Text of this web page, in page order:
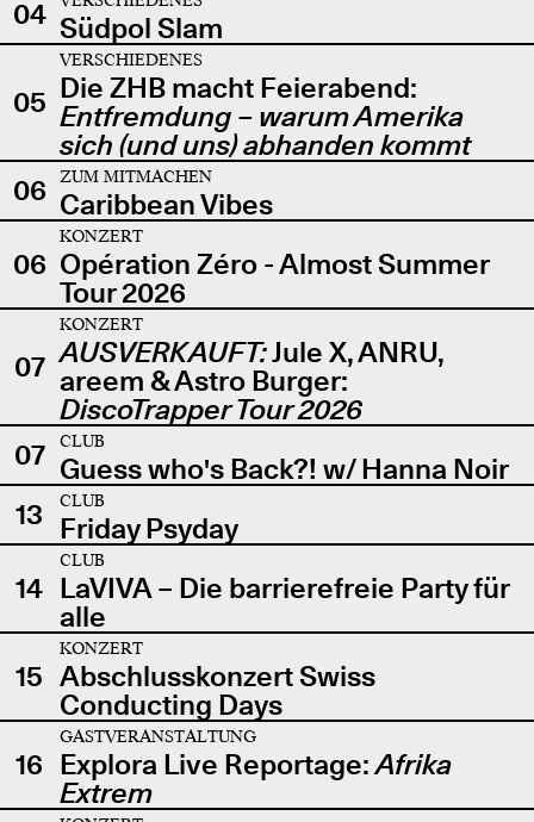
04 Südpol Slam
05
VERSCHIEDENES
Die ZHB macht Feierabend:
Entfremdung – warum Amerika
sich (und uns) abhanden kommt
06
ZUM MITMACHEN
Caribbean Vibes
06
KONZERT
Opération Zéro - Almost Summer
Tour 2026
07
KONZERT
AUSVERKAUFT:Jule X, ANRU,
areem & Astro Burger:
DiscoTrapper Tour 2026
07
CLUB
Guess who's Back?! w/ Hanna Noir
13
CLUB
Friday Psyday
14
CLUB
LaVIVA – Die barrierefreie Party für
alle
15
KONZERT
Abschlusskonzert Swiss
Conducting Days
16
GASTVERANSTALTUNG
Explora Live Reportage:Afrika
Extrem